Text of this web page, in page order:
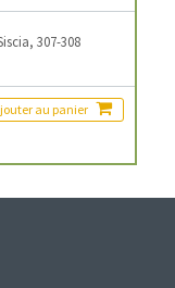
307-308
au panier